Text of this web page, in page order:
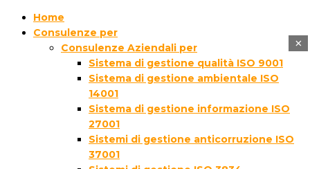
Home
Consulenze per
Consulenze Aziendali per
Sistema di gestione qualità ISO 9001
Sistema di gestione ambientale ISO
14001
Sistema di gestione informazione ISO
27001
Sistemi di gestione anticorruzione ISO
37001
×